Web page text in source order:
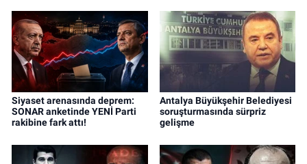
Siyaset arenasında deprem:
SONAR anketinde YENİ Parti
rakibine fark attı!
Antalya Büyükşehir Belediyesi
soruşturmasında sürpriz
gelişme